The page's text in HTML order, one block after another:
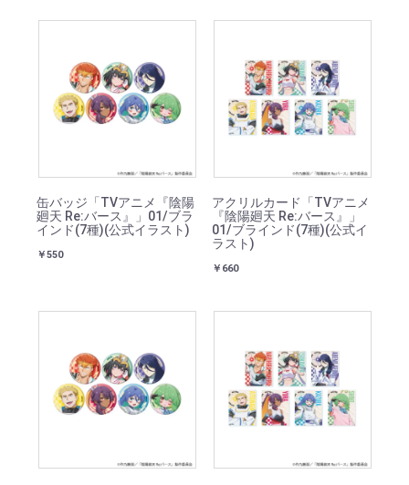
缶バッジ「TVアニメ『陰陽
廻天 Re:バース』」01/ブラ
インド(7種)(公式イラスト)
￥550
アクリルカード「TVアニメ
『陰陽廻天 Re:バース』」
01/ブラインド(7種)(公式イ
ラスト)
￥660